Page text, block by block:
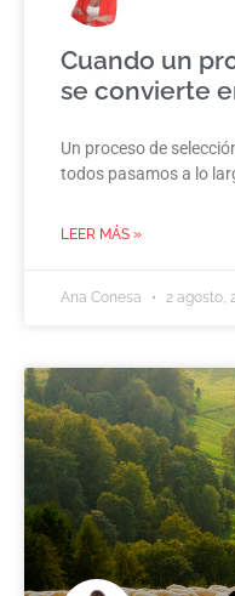
Cuando un
se convierte
Un proceso de
todos pasamos a lo
LEER MÁS »
Ana Conesa 2 agosto,